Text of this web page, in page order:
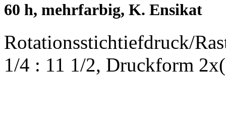
60 h, mehrfarbig, K. Ensikat
Rotationsstichtiefdruck/
1/4 : 11 1/2, Druckform